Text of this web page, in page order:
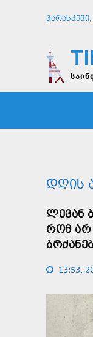
ᲓᲦᲘᲡ
ᲚᲔᲕᲐᲜ
ᲠᲝᲛ ᲐᲠ
13:53,